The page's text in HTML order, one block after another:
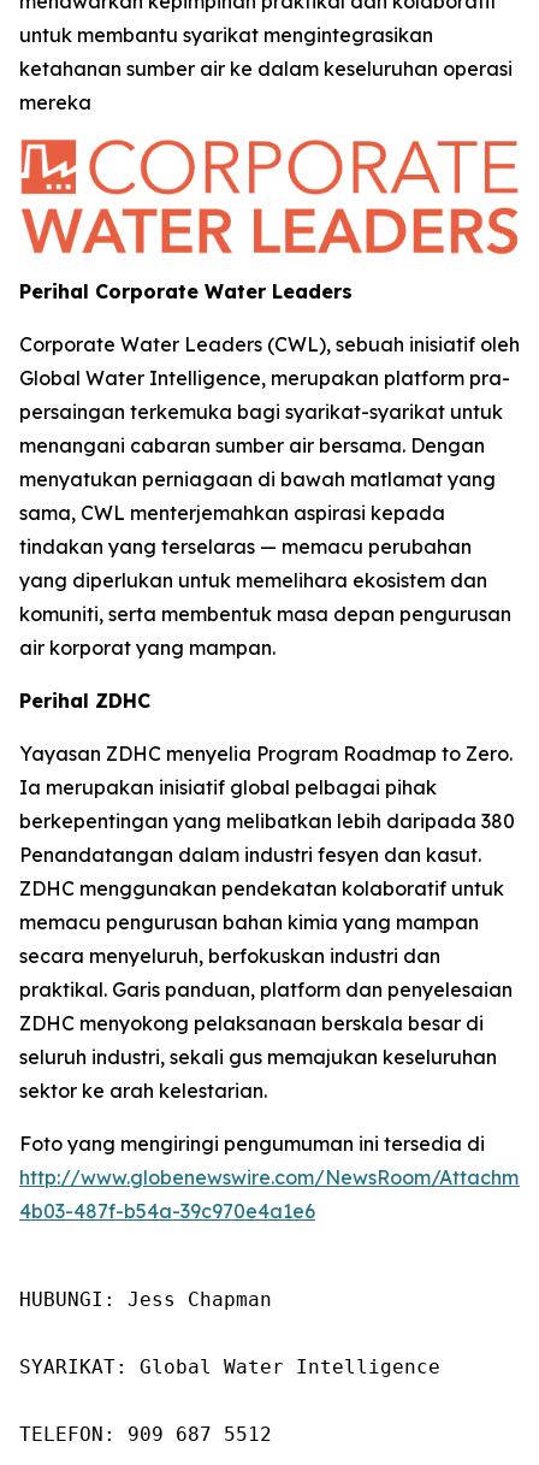
untuk membantu syarikat mengintegrasikan
ketahanan sumber air ke dalam keseluruhan operasi
mereka
Perihal Corporate Water Leaders
Corporate Water Leaders (CWL), sebuah inisiatif oleh
Global Water Intelligence, merupakan platform pra-
persaingan terkemuka bagi syarikat-syarikat untuk
menangani cabaran sumber air bersama. Dengan
menyatukan perniagaan di bawah matlamat yang
sama, CWL menterjemahkan aspirasi kepada
tindakan yang terselaras — memacu perubahan
yang diperlukan untuk memelihara ekosistem dan
komuniti, serta membentuk masa depan pengurusan
air korporat yang mampan.
Perihal ZDHC
Yayasan ZDHC menyelia Program Roadmap to Zero.
Ia merupakan inisiatif global pelbagai pihak
berkepentingan yang melibatkan lebih daripada 380
Penandatangan dalam industri fesyen dan kasut.
ZDHC menggunakan pendekatan kolaboratif untuk
memacu pengurusan bahan kimia yang mampan
secara menyeluruh, berfokuskan industri dan
praktikal. Garis panduan, platform dan penyelesaian
ZDHC menyokong pelaksanaan berskala besar di
seluruh industri, sekali gus memajukan keseluruhan
sektor ke arah kelestarian.
Foto yang mengiringi pengumuman ini tersedia di
http://www.globenewswire.com/NewsRoom/
4b03-487f-b54a-39c970e4a1e6
HUBUNGI: Jess Chapman
SYARIKAT: Global Water Intelligence
TELEFON: 909 687 5512